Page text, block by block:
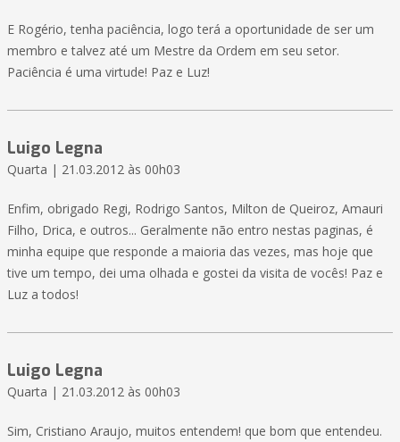
E Rogério, tenha paciência, logo terá a oportunidade de ser um
membro e talvez até um Mestre da Ordem em seu setor.
Paciência é uma virtude! Paz e Luz!
Luigo Legna
Quarta | 21.03.2012 às 00h03
Enfim, obrigado Regi, Rodrigo Santos, Milton de Queiroz, Amauri
Filho, Drica, e outros... Geralmente não entro nestas paginas, é
minha equipe que responde a maioria das vezes, mas hoje que
tive um tempo, dei uma olhada e gostei da visita de vocês! Paz e
Luz a todos!
Luigo Legna
Quarta | 21.03.2012 às 00h03
Sim, Cristiano Araujo, muitos entendem! que bom que entendeu.